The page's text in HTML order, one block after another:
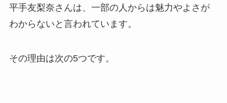
平手友梨奈さんは、一部の人からは魅力やよさが
わからないと言われています。
その理由は次の5つです。